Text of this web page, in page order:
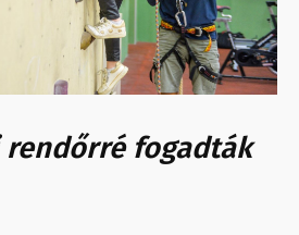
fogadták